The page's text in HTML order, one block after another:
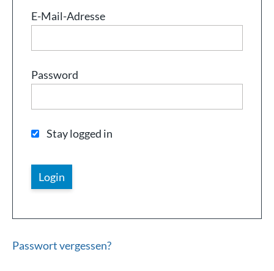
E-Mail-Adresse
Password
Stay logged in
Passwort vergessen?